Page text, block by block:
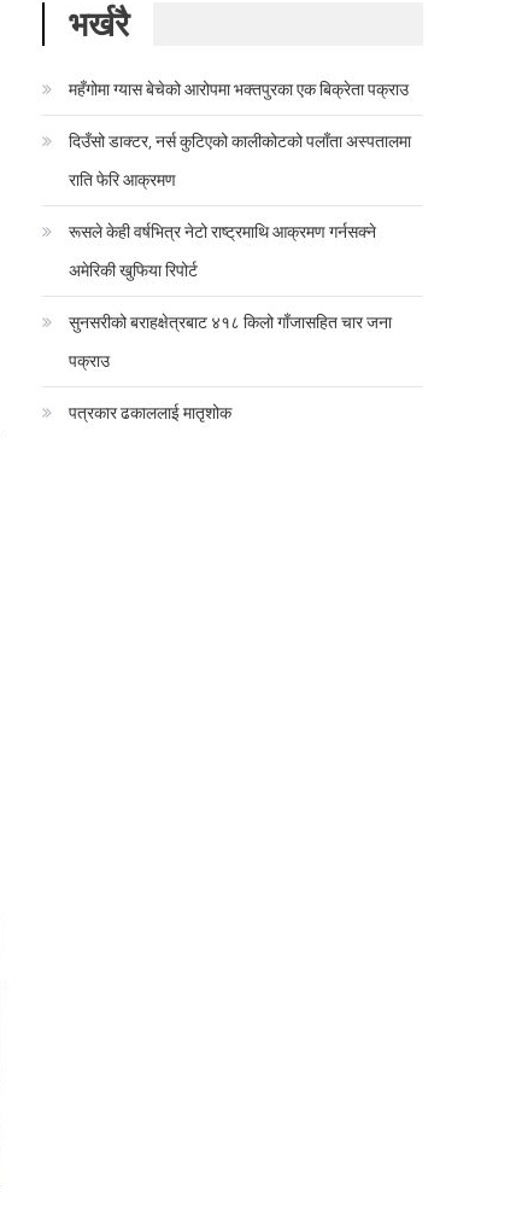
भर्खरै
महँगोमा ग्यास बेचेको आरोपमा भक्तपुरका एक बिक्रेता पक्राउ
दिउँसो डाक्टर, नर्स कुटिएको कालीकोटको पलाँता अस्पतालमा
राति फेरि आक्रमण
रूसले केही वर्षभित्र नेटो राष्ट्रमाथि आक्रमण गर्नसक्ने
अमेरिकी खुफिया रिपोर्ट
सुनसरीको बराहक्षेत्रबाट ४१८ किलो गाँजासहित चार जना
पक्राउ
पत्रकार ढकाललाई मातृशोक